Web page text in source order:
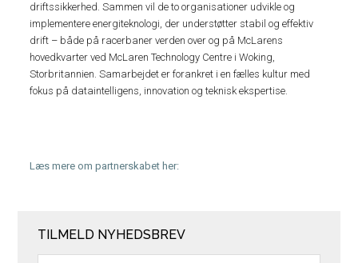
driftssikkerhed. Sammen vil de to organisationer udvikle og
implementere energiteknologi, der understøtter stabil og effektiv
drift – både på racerbaner verden over og på McLarens
hovedkvarter ved McLaren Technology Centre i Woking,
Storbritannien. Samarbejdet er forankret i en fælles kultur med
fokus på dataintelligens, innovation og teknisk ekspertise.
Læs mere om partnerskabet her:
TILMELD NYHEDSBREV